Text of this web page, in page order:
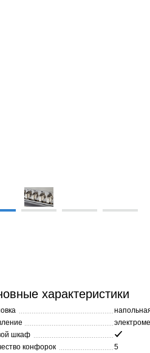
характеристики
шкаф
конфорок
5